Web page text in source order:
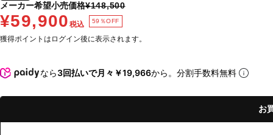
メーカー希望小売価格¥148,500
¥59,900 税込 59％OFF
獲得ポイントはログイン後に表示されます。
なら3回払いで月々￥19,966から。分割手数料無料
お